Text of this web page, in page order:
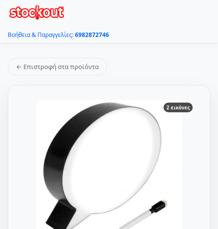
Βοήθεια & Παραγγελίες:6982872746
← Επιστροφή στα προϊόντα
2 εικόνες